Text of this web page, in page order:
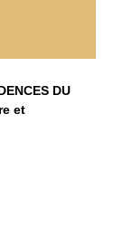
DU
et